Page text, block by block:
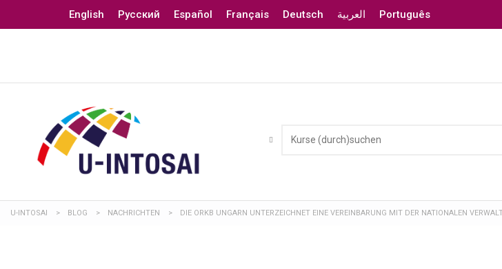
English Русский Español Français Deutsch العربية Português
U-INTOSAI > BLOG > NACHRICHTEN > DIE ORKB UNGARN UNTERZEICHNET EINE VEREINBARUNG MIT DER NATIONALEN